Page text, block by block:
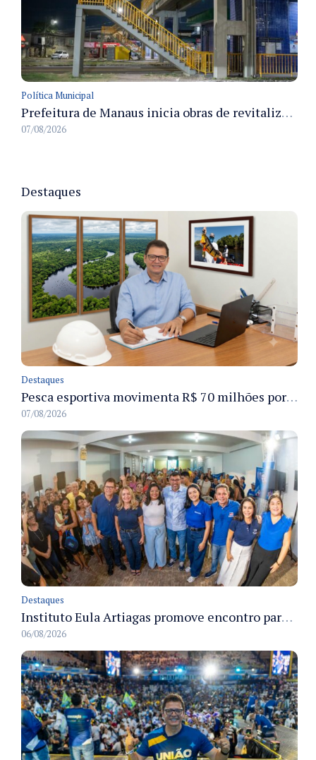
Política Municipal
Prefeitura de Manaus inicia obras de revitalização na passarela Max Teixeira para ampliar segurança e mobilidade urbana
07/08/2026
Destaques
Destaques
Pesca esportiva movimenta R$ 70 milhões por ano e ganha espaço na economia sustentável do Amazonas
07/08/2026
Destaques
Instituto Eula Artiagas promove encontro para discutir melhorias para o bairro Petrópolis
06/08/2026